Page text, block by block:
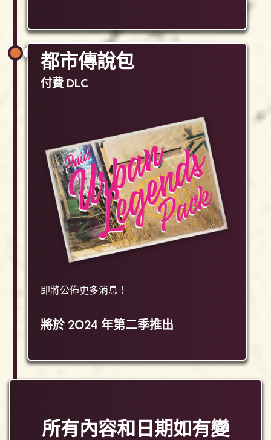
都市傳說包
付費 DLC
即將公佈更多消息！
將於 2024 年第二季推出
所有內容和日期如有變